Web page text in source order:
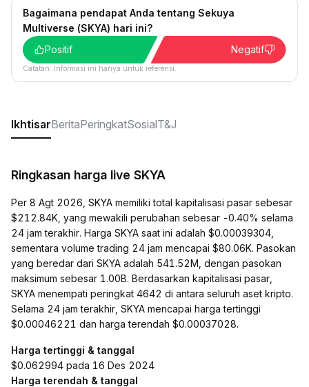
Bagaimana pendapat Anda tentang Sekuya
Multiverse (SKYA) hari ini?
Positif
Negatif
Catatan: Informasi ini hanya untuk referensi.
IkhtisarBeritaPeringkatSosialT&J
Ringkasan harga live SKYA
Per 8 Agt 2026, SKYA memiliki total kapitalisasi pasar sebesar
$212.84K, yang mewakili perubahan sebesar -0.40% selama
24 jam terakhir. Harga SKYA saat ini adalah $0.00039304,
sementara volume trading 24 jam mencapai $80.06K. Pasokan
yang beredar dari SKYA adalah 541.52M, dengan pasokan
maksimum sebesar 1.00B. Berdasarkan kapitalisasi pasar,
SKYA menempati peringkat 4642 di antara seluruh aset kripto.
Selama 24 jam terakhir, SKYA mencapai harga tertinggi
$0.00046221 dan harga terendah $0.00037028.
Harga tertinggi & tanggal
$0.062994 pada 16 Des 2024
Harga terendah & tanggal